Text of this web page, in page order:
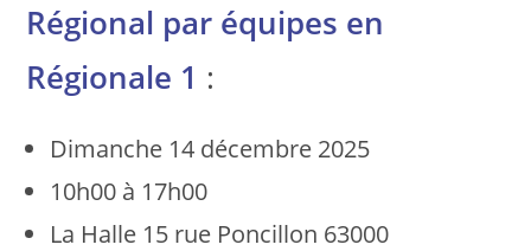
Régional par équipes en
Régionale 1 :
Dimanche 14 décembre 2025
10h00 à 17h00
La Halle 15 rue Poncillon 63000